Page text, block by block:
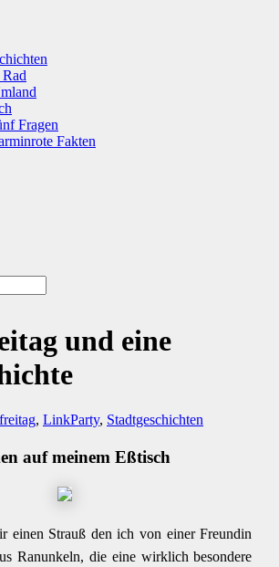
Fragen
Fakten
und eine
, LinkParty, Stadtgeschichten
auf meinem Eßtisch
einen Strauß den ich von einer Freundin
Ranunkeln, die eine wirklich besondere